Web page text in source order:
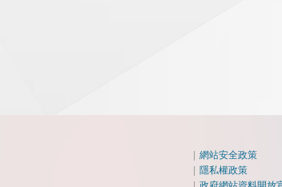
|網站安全政策
|隱私權政策